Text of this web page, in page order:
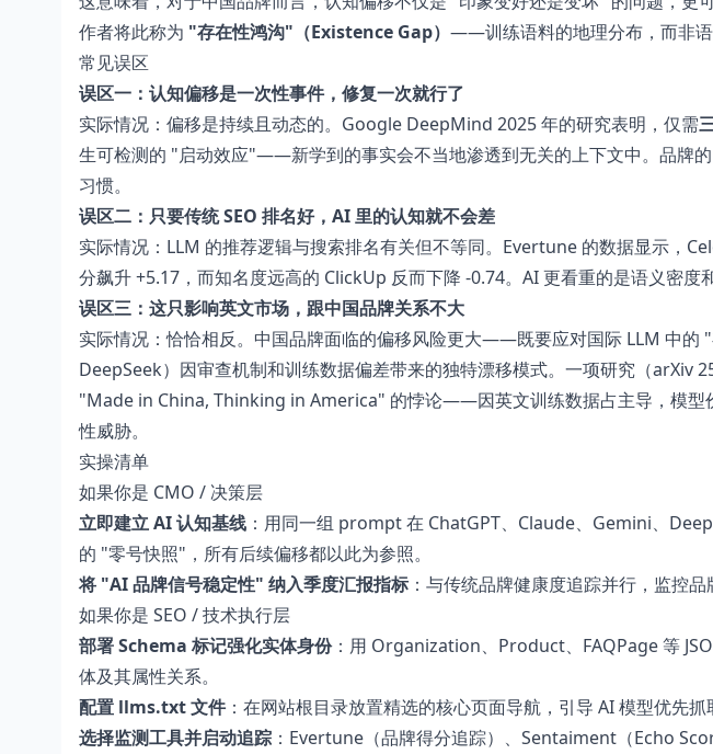
作者将此称为 "存在性鸿沟"（Existence Gap） ——训练语料的地理分布，而非语
常见误区
误区一：认知偏移是一次性事件，修复一次就行了
实际情况：偏移是持续且动态的。Google DeepMind 2025 年的研究表明，仅需
生可检测的 "启动效应"——新学到的事实会不当地渗透到无关的上下文中。品牌
习惯。
误区二：只要传统 SEO 排名好，AI 里的认知就不会差
实际情况：LLM 的推荐逻辑与搜索排名有关但不等同。Evertune 的数据显示，
分飙升 +5.17，而知名度远高的 ClickUp 反而下降 -0.74。AI 更看重的是语义密度
误区三：这只影响英文市场，跟中国品牌关系不大
实际情况：恰恰相反。中国品牌面临的偏移风险更大——既要应对国际 LLM 中的
DeepSeek）因审查机制和训练数据偏差带来的独特漂移模式。一项研究（arXiv
"Made in China, Thinking in America" 的悖论——因英文训练数据占主导，模型
性威胁。
实操清单
如果你是 CMO / 决策层
立即建立 AI 认知基线 ：用同一组 prompt 在 ChatGPT、Claude、Gemini、
的 "零号快照"，所有后续偏移都以此为参照。
将 "AI 品牌信号稳定性" 纳入季度汇报指标 ：与传统品牌健康度追踪并行，监控品
如果你是 SEO / 技术执行层
部署 Schema 标记强化实体身份：用 Organization、Product、FAQPage 等
体及其属性关系。
配置 llms.txt 文件：在网站根目录放置精选的核心页面导航，引导 AI 模型优先抓
选择监测工具并启动追踪 ：Evertune（品牌得分追踪）、Sentaiment（Echo